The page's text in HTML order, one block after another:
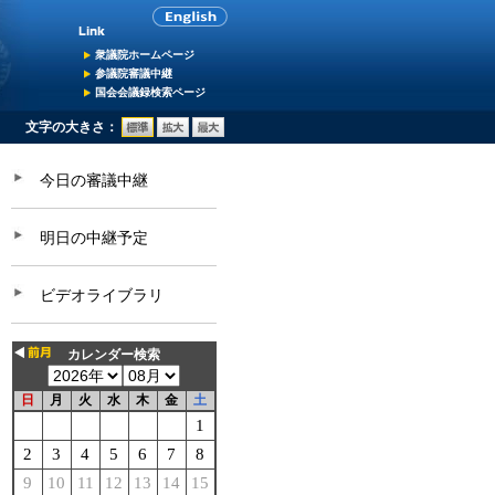
衆議院ホームページ
参議院審議中継
国会会議録検索ページ
文字の大きさ：
今日の審議中継
明日の中継予定
ビデオライブラリ
カレンダー検索
日 月 火 水 木 金 土
1
2
3 4 5 6 7
8
9
10 11 12 13 14
15